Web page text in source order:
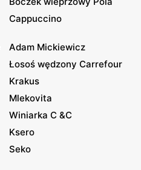
Cappuccino
Adam Mickiewicz
Łosoś wędzony Carrefour
Krakus
Mlekovita
Winiarka C &C
Ksero
Seko